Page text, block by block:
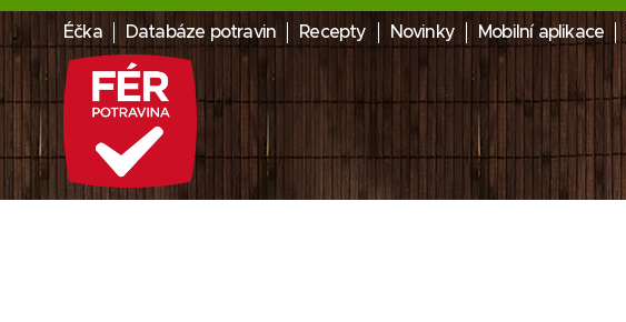
Éčka Databáze potravin Recepty Novinky Mobilní aplikace